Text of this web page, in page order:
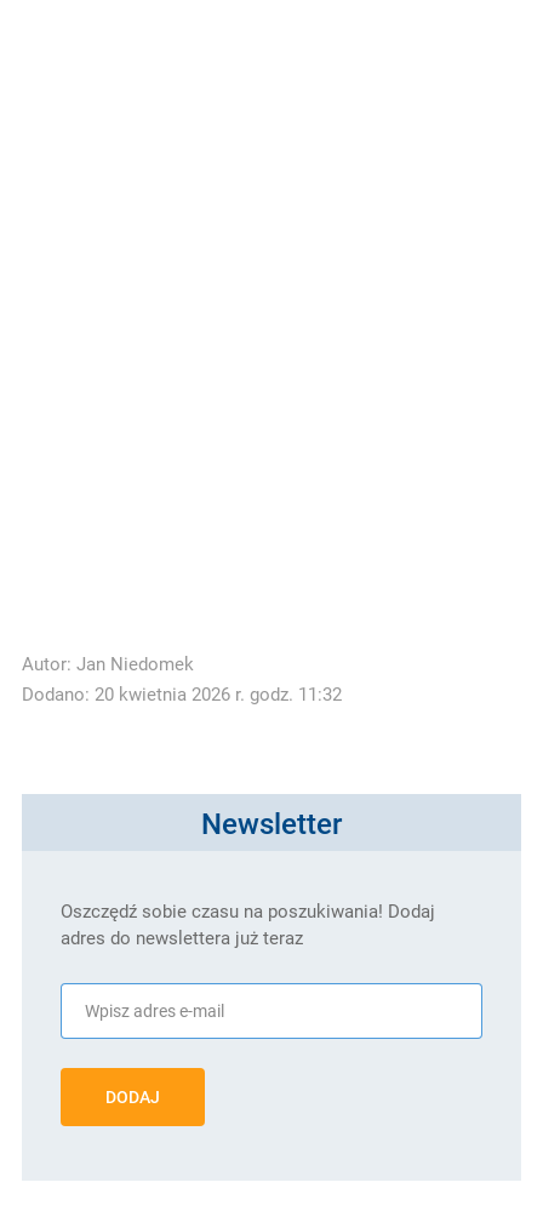
Autor: Jan Niedomek
Dodano: 20 kwietnia 2026 r. godz. 11:32
Newsletter
Oszczędź sobie czasu na poszukiwania! Dodaj
adres do newslettera już teraz
DODAJ